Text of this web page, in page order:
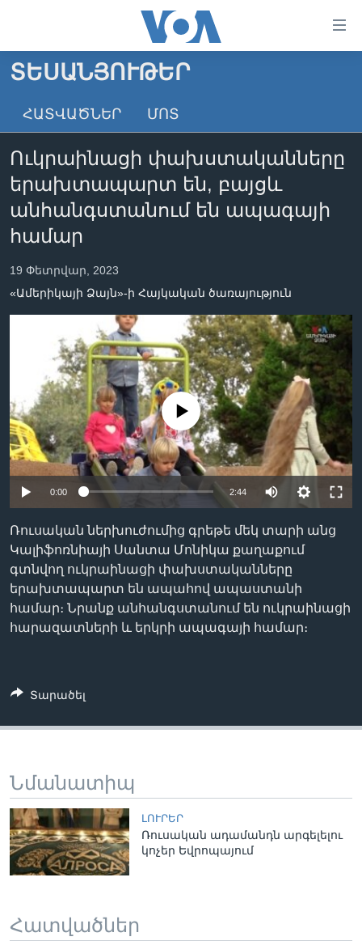
անցնել
հիմնական
անցնել
բովանդակությանը
հիմնական
բովանդակություն
ԳԼԽԱՎՈՐ ԷՋ
ԼՈՒՐԵՐ
ՏԵՍԱՆՅՈՒԹԵՐ
ՖԻԼՄԵՐ
ՖԻԼՄԵՐ
ՄԵՐ ՄԱՍԻՆ
«ԱՄԵՐԻԿԱՅԻ ՁԱՅՆ»-Ի ԿԱՆՈՆԱԴՐՈՒԹՅՈՒՆ
ԿԱՊ ՄԵԶ ՀԵՏ
Learning English
ՀԵՏԵՒԵՔ ՄԵԶ
Լեզուներ
ՏԵՍԱՆՅՈՒԹԵՐ
ՀԱՏՎԱԾՆԵՐ ՄՈՏ
Ուկրաինացի փախստականները
երախտապարտ են, բայցև
անհանգստանում են ապագայի
համար
19 Փետրվար, 2023
«Ամերիկայի Ձայն»-ի Հայկական ծառայություն
No media source currently available
0:00 2:44
Ռուսական ներխուժումից գրեթե մեկ տարի անց
Կալիֆոռնիայի Սանտա Մոնիկա քաղաքում
գտնվող ուկրաինացի փախստականները
երախտապարտ են ապահով ապաստանի
համար։ Նրանք անհանգստանում են ուկրաինացի
հարազատների և երկրի ապագայի համար։
Տարածել
Նմանատիպ
ԼՈՒՐԵՐ
Ռուսական ադամանդն արգելելու
կոչեր Եվրոպայում
Հատվածներ